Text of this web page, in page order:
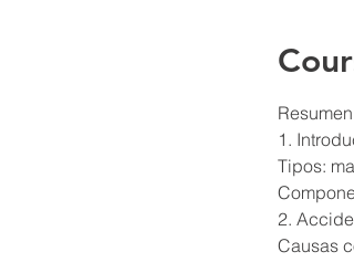
1.
Tipos:
2.
Causas